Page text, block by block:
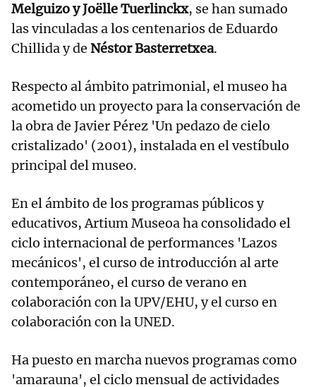
Melguizo y Joëlle Tuerlinckx, se han sumado
las vinculadas a los centenarios de Eduardo
Chillida y de Néstor Basterretxea.
Respecto al ámbito patrimonial, el museo ha
acometido un proyecto para la conservación de
la obra de Javier Pérez 'Un pedazo de cielo
cristalizado' (2001), instalada en el vestíbulo
principal del museo.
En el ámbito de los programas públicos y
educativos, Artium Museoa ha consolidado el
ciclo internacional de performances 'Lazos
mecánicos', el curso de introducción al arte
contemporáneo, el curso de verano en
colaboración con la UPV/EHU, y el curso en
colaboración con la UNED.
Ha puesto en marcha nuevos programas como
'amarauna', el ciclo mensual de actividades